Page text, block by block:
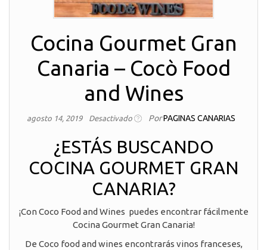
Cocina Gourmet Gran
Canaria – Cocò Food
and Wines
agosto 14, 2019 Desactivado PorPAGINAS CANARIAS
¿ESTÁS BUSCANDO
COCINA GOURMET GRAN
CANARIA?
¡Con Coco Food and Wines puedes encontrar fácilmente
Cocina Gourmet Gran Canaria!
De Coco food and wines encontrarás vinos franceses,